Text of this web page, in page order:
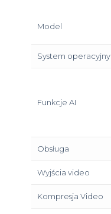
Model
System operacyjny
Funkcje AI
Obsługa
Wyjścia video
Kompresja Video